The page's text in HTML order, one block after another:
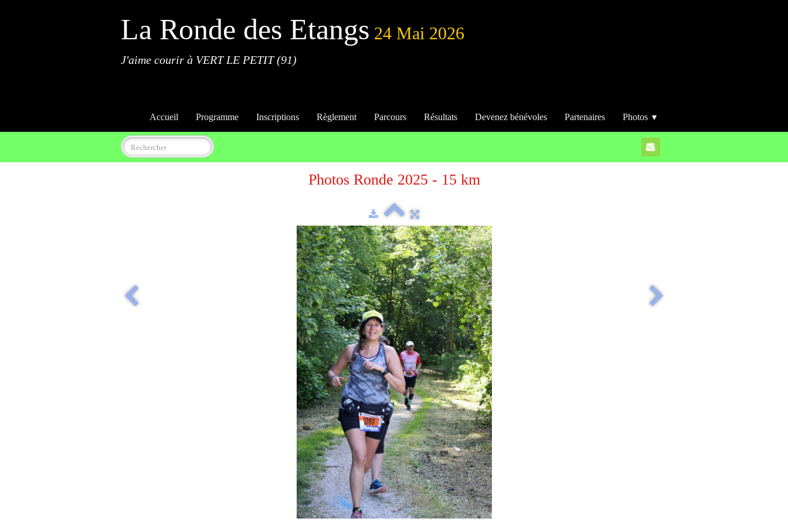
La Ronde des Etangs 24 Mai 2026
J'aime courir à VERT LE PETIT (91)
Accueil Programme Inscriptions Règlement Parcours Résultats Devenez bénévoles Partenaires Photos ▼
Photos Ronde 2025 - 15 km